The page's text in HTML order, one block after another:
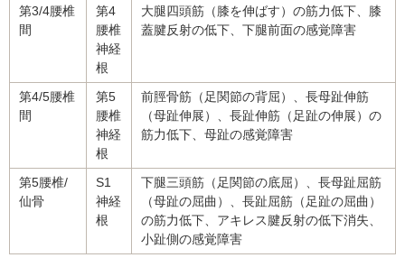
第3/4腰椎
間
第4
腰椎
神経
根
大腿四頭筋（膝を伸ばす）の筋力低下、膝
蓋腱反射の低下、下腿前面の感覚障害
第4/5腰椎
間
第5
腰椎
神経
根
前脛骨筋（足関節の背屈）、長母趾伸筋
（母趾伸展）、長趾伸筋（足趾の伸展）の
筋力低下、母趾の感覚障害
第5腰椎/
仙骨
S1
神経
根
下腿三頭筋（足関節の底屈）、長母趾屈筋
（母趾の屈曲）、長趾屈筋（足趾の屈曲）
の筋力低下、アキレス腱反射の低下消失、
小趾側の感覚障害